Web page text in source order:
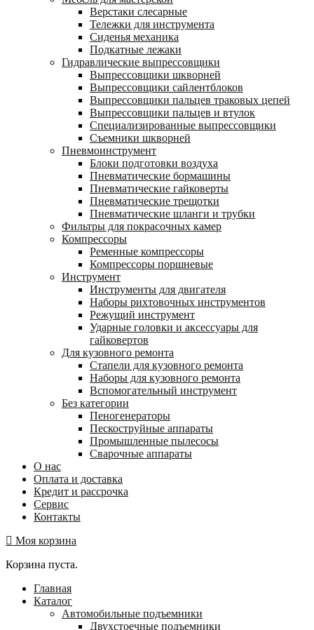
Верстаки слесарные
Тележки для инструмента
Сиденья механика
Подкатные лежаки
Гидравлические выпрессовщики
Выпрессовщики шкворней
Выпрессовщики сайлентблоков
Выпрессовщики пальцев траковых цепей
Выпрессовщики пальцев и втулок
Специализированные выпрессовщики
Cъемники шкворней
Пневмоинструмент
Блоки подготовки воздуха
Пневматические бормашины
Пневматические гайковерты
Пневматические трещотки
Пневматические шланги и трубки
Фильтры для покрасочных камер
Компрессоры
Ременные компрессоры
Компрессоры поршневые
Инструмент
Инструменты для двигателя
Наборы рихтовочных инструментов
Режущий инструмент
Ударные головки и аксессуары для
гайковертов
Для кузовного ремонта
Стапели для кузовного ремонта
Наборы для кузовного ремонта
Вспомогательный инструмент
Без категории
Пеногенераторы
Пескоструйные аппараты
Промышленные пылесосы
Сварочные аппараты
О нас
Оплата и доставка
Кредит и рассрочка
Сервис
Контакты
Моя корзина
Корзина пуста.
Главная
Каталог
Автомобильные подъемники
Двухстоечные подъемники